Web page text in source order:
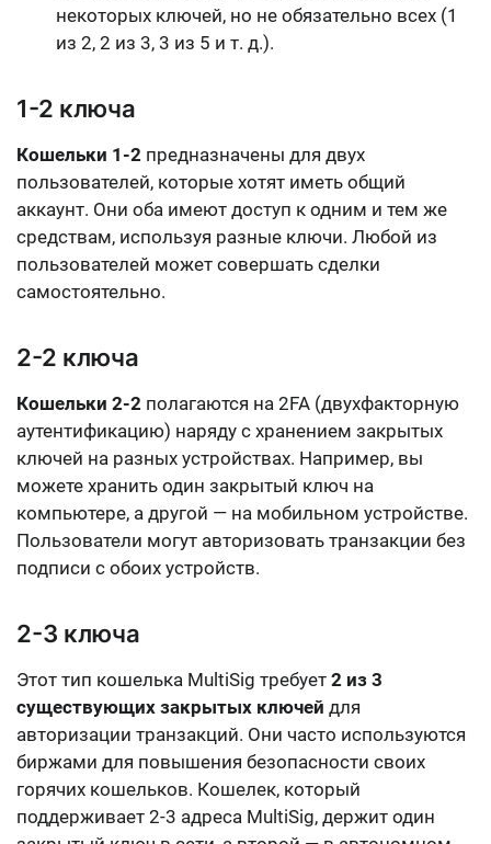
некоторых ключей, но не обязательно всех (1
из 2, 2 из 3, 3 из 5 и т. д.).
1-2 ключа
Кошельки 1-2 предназначены для двух
пользователей, которые хотят иметь общий
аккаунт. Они оба имеют доступ к одним и тем же
средствам, используя разные ключи. Любой из
пользователей может совершать сделки
самостоятельно.
2-2 ключа
Кошельки 2-2 полагаются на 2FA (двухфакторную
аутентификацию) наряду с хранением закрытых
ключей на разных устройствах. Например, вы
можете хранить один закрытый ключ на
компьютере, а другой — на мобильном устройстве.
Пользователи могут авторизовать транзакции без
подписи с обоих устройств.
2-3 ключа
Этот тип кошелька MultiSig требует 2 из 3
существующих закрытых ключей для
авторизации транзакций. Они часто используются
биржами для повышения безопасности своих
горячих кошельков. Кошелек, который
поддерживает 2-3 адреса MultiSig, держит один